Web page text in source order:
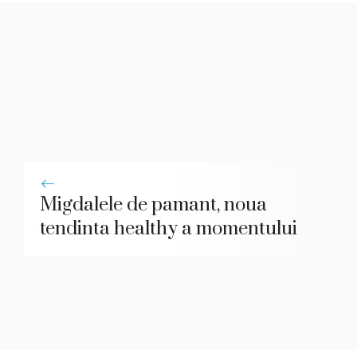
Migdalele de pamant, noua
tendinta healthy a momentului